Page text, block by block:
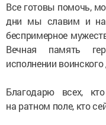
Все готовы помочь,
дни мы славим и
беспримерное
Вечная память
исполнении воинского
Благодарю всех,
на ратном поле, кто